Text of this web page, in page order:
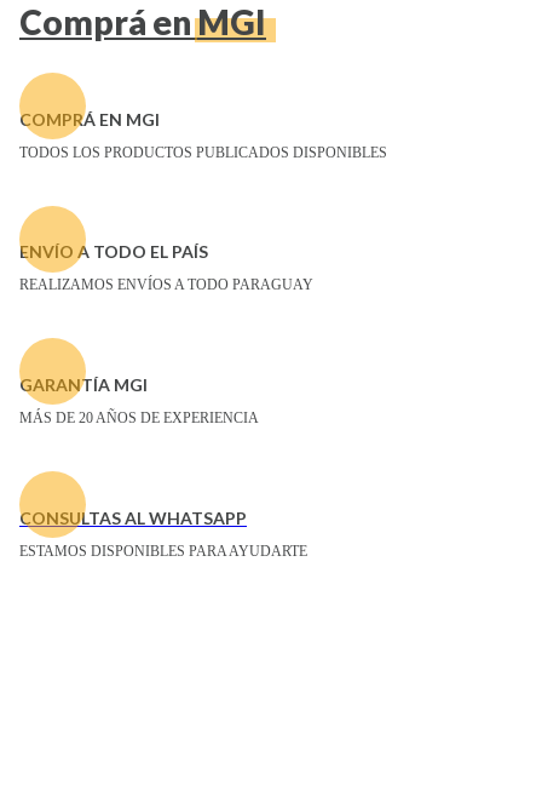
Comprá enMGI
COMPRÁ EN MGI
TODOS LOS PRODUCTOS PUBLICADOS DISPONIBLES
ENVÍO A TODO EL PAÍS
REALIZAMOS ENVÍOS A TODO PARAGUAY
GARANTÍA MGI
MÁS DE 20 AÑOS DE EXPERIENCIA
CONSULTAS AL WHATSAPP
ESTAMOS DISPONIBLES PARA AYUDARTE